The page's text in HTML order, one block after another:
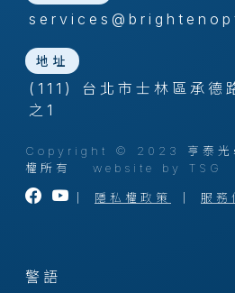
地址
(111) 台北市士林區承德
之1
Copyright © 2023 亨泰光
權所有 website by TSG
隱私權政策 服務
警語